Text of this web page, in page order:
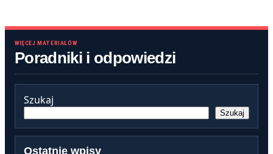
WIĘCEJ MATERIAŁÓW
Poradniki i odpowiedzi
Szukaj
Szukaj
Ostatnie wpisy